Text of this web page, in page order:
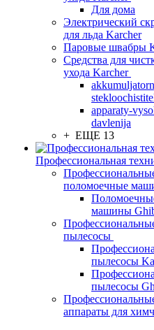
Для дома
Электрический
для льда Karcher
Паровые швабры
Средства для
ухода Karcher
apparaty-
davlenija
+ ЕЩЕ 13
Профессиональная
поломоечные
машины
пылесосы
пылесосы
пылесосы
аппараты для